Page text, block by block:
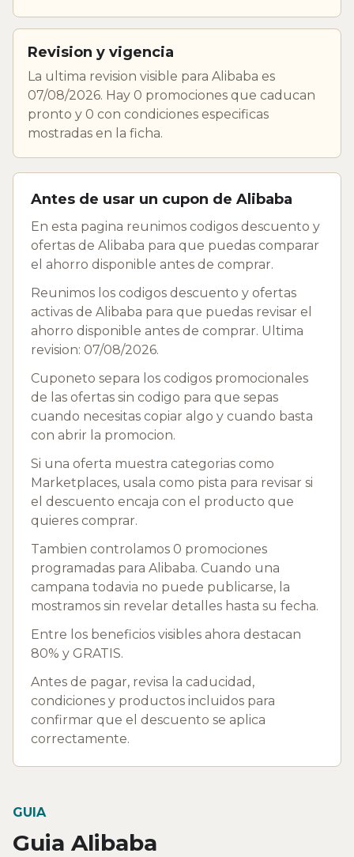
Revision y vigencia
La ultima revision visible para Alibaba es
07/08/2026. Hay 0 promociones que caducan
pronto y 0 con condiciones especificas
mostradas en la ficha.
Antes de usar un cupon de Alibaba
En esta pagina reunimos codigos descuento y
ofertas de Alibaba para que puedas comparar
el ahorro disponible antes de comprar.
Reunimos los codigos descuento y ofertas
activas de Alibaba para que puedas revisar el
ahorro disponible antes de comprar. Ultima
revision: 07/08/2026.
Cuponeto separa los codigos promocionales
de las ofertas sin codigo para que sepas
cuando necesitas copiar algo y cuando basta
con abrir la promocion.
Si una oferta muestra categorias como
Marketplaces, usala como pista para revisar si
el descuento encaja con el producto que
quieres comprar.
Tambien controlamos 0 promociones
programadas para Alibaba. Cuando una
campana todavia no puede publicarse, la
mostramos sin revelar detalles hasta su fecha.
Entre los beneficios visibles ahora destacan
80% y GRATIS.
Antes de pagar, revisa la caducidad,
condiciones y productos incluidos para
confirmar que el descuento se aplica
correctamente.
GUIA
Guia Alibaba